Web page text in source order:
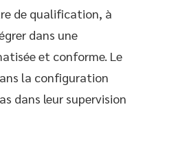
de qualification, à
dans une
et conforme. Le
la configuration
dans leur supervision